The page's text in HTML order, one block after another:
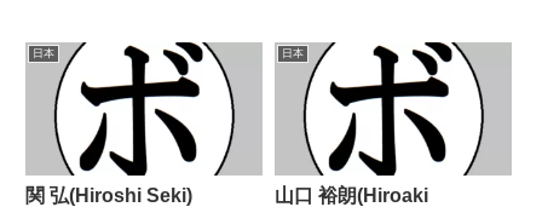
日本
関 弘(Hiroshi Seki)
日本
山口 裕朗(Hiroaki